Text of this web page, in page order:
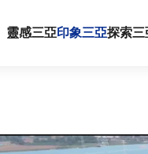
靈感三亞印象三亞探索三